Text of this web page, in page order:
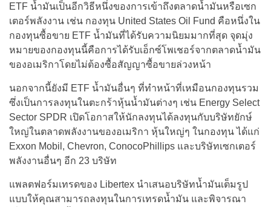
ETF น้ำมันเป็นอีกวิธีหนึ่งของการเข้าถึงตลาดน้ำมันหรือเซก
เตอร์พลังงาน เช่น กองทุน United States Oil Fund คือหนึ่งใน
กองทุนซื้อขาย ETF น้ำมันที่ได้รับความนิยมมากที่สุด จุดมุ่ง
หมายของกองทุนนี้คือการได้รับเอ็กซ์โพเชอร์จากตลาดน้ำมัน
ของอเมริกาโดยไม่ต้องซื้อสัญญาซื้อขายล่วงหน้า
นอกจากนี้ยังมี ETF น้ำมันอื่นๆ ที่ทำหน้าที่เหมือนกองทุนรวม
ซึ่งเป็นการลงทุนในตะกร้าหุ้นน้ำมันต่างๆ เช่น Energy Select
Sector SPDR เปิดโอกาสให้นักลงทุนได้ลงทุนกับบริษัทยักษ์
ใหญ่ในตลาดพลังงานของอเมริกา หุ้นใหญ่ๆ ในกองทุน ได้แก่
Exxon Mobil, Chevron, ConocoPhillips และบริษัทเซกเตอร์
พลังงานอื่นๆ อีก 23 บริษัท
แพลตฟอร์มเทรดของ Libertex นำเสนอบริษัทน้ำมันเต็มรูป
แบบให้คุณสามารถลงทุนในการเทรดน้ำมัน และพิจารณา